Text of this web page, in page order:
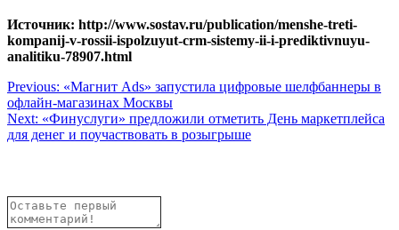
Источник: http://www.sostav.ru/publication/menshe-treti-
kompanij-v-rossii-ispolzuyut-crm-sistemy-ii-i-prediktivnuyu-
analitiku-78907.html
Навигация
по
записям
Previous: «Магнит Ads» запустила цифровые шелфбаннеры в
офлайн-магазинах Москвы
Next: «Финуслуги» предложили отметить День маркетплейса
для денег и поучаствовать в розыгрыше